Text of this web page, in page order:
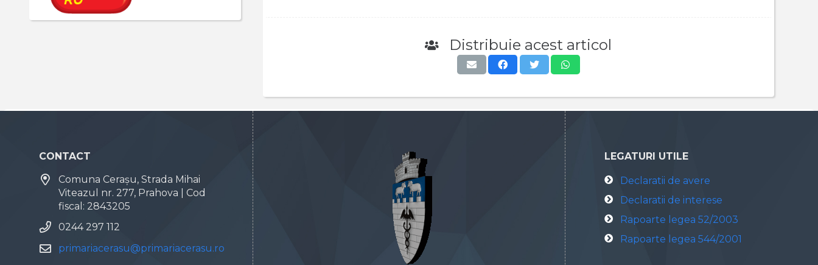
Distribuie acest articol
CONTACT
Comuna Cerașu, Strada Mihai
Viteazul nr. 277, Prahova | Cod
fiscal: 2843205
0244 297 112
primariacerasu@primariacerasu.ro
LEGATURI UTILE
Declaratii de avere
Declaratii de interese
Rapoarte legea 52/2003
Rapoarte legea 544/2001